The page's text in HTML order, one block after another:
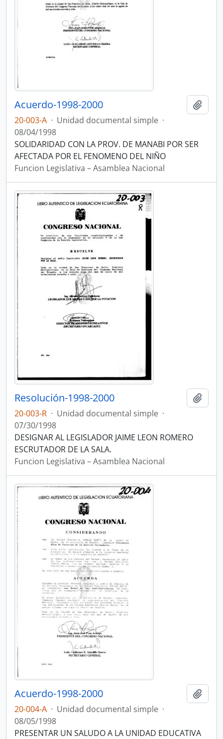
Acuerdo-1998-2000
20-003-A · Unidad documental simple ·
08/04/1998
SOLIDARIDAD CON LA PROV. DE MANABI POR SER
AFECTADA POR EL FENOMENO DEL NIÑO
Funcion Legislativa – Asamblea Nacional
Resolución-1998-2000
20-003-R · Unidad documental simple ·
07/30/1998
DESIGNAR AL LEGISLADOR JAIME LEON ROMERO
ESCRUTADOR DE LA SALA.
Funcion Legislativa – Asamblea Nacional
Acuerdo-1998-2000
20-004-A · Unidad documental simple ·
08/05/1998
PRESENTAR UN SALUDO A LA UNIDAD EDUCATIVA